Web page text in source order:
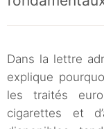
Dans la lettre
explique
les traités
cigarettes et